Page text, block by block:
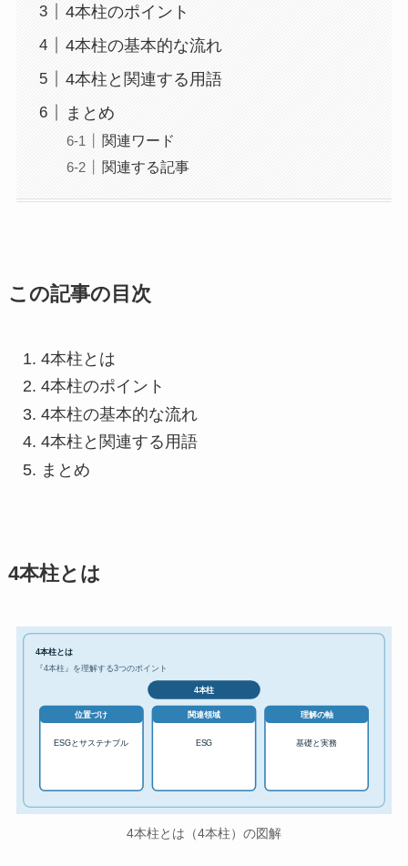
4本柱のポイント
4本柱の基本的な流れ
4本柱と関連する用語
まとめ
関連ワード
関連する記事
この記事の目次
4本柱とは
4本柱のポイント
4本柱の基本的な流れ
4本柱と関連する用語
まとめ
4本柱とは
4本柱とは
『4本柱』を理解する3つのポイント
4本柱
位置づけ
ESGとサステナブル
関連領域
ESG
理解の軸
基礎と実務
4本柱とは（4本柱）の図解